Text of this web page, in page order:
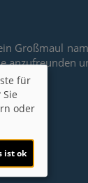
Großmaul
für
oder
ist ok